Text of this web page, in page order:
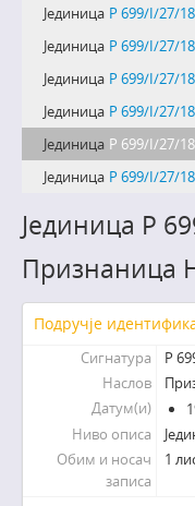
Јединица Р 699/I/27/18/
Јединица Р 699/I/27/18/
Јединица Р 699/I/27/18/
Јединица Р 699/I/27/18/
Јединица Р 699/I/27/
Јединица Р 699/I/27/18/
Јединица Р
Признаница
Подручје
Сигнатура
Р
Наслов
Датум(и)
Ниво описа
Обим и носач
записа
1